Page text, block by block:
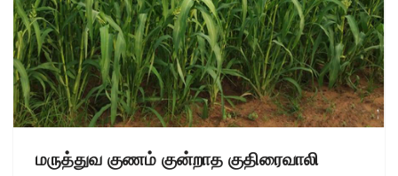
மருத்துவ குணம் குன்றாத குதிரைவாலி